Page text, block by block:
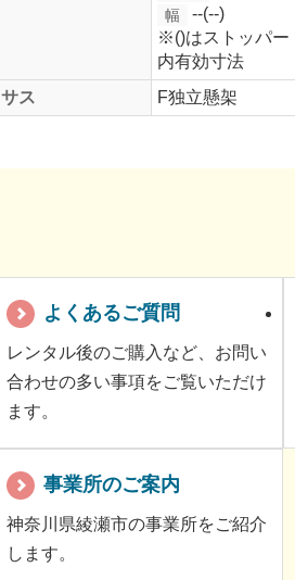
幅
--(--)
※()はストッパー
内有効寸法
サス
F独立懸架
よくあるご質問
レンタル後のご購入など、お問い
合わせの多い事項をご覧いただけ
ます。
事業所のご案内
神奈川県綾瀬市の事業所をご紹介
します。